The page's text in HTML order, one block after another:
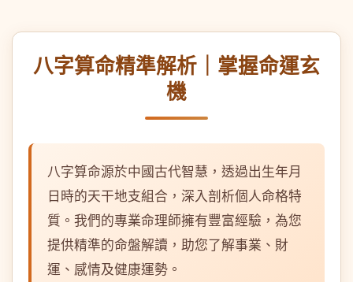
八字算命精準解析｜掌握命運玄
機
八字算命源於中國古代智慧，透過出生年月
日時的天干地支組合，深入剖析個人命格特
質。我們的專業命理師擁有豐富經驗，為您
提供精準的命盤解讀，助您了解事業、財
運、感情及健康運勢。